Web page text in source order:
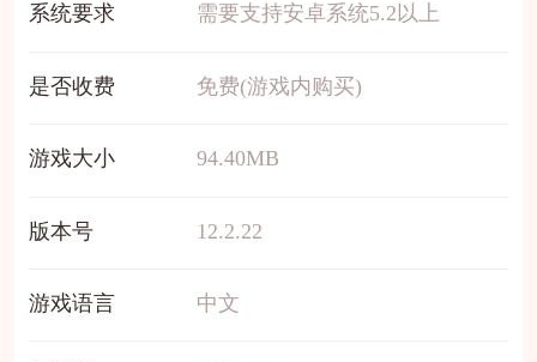
系统要求 需要支持安卓系统5.2以上
是否收费 免费(游戏内购买)
游戏大小 94.40MB
版本号 12.2.22
游戏语言 中文